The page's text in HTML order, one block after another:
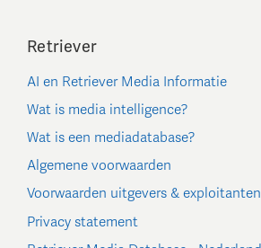
Retriever
AI en Retriever Media Informatie
Wat is media intelligence?
Wat is een mediadatabase?
Algemene voorwaarden
Voorwaarden uitgevers & exploitanten
Privacy statement